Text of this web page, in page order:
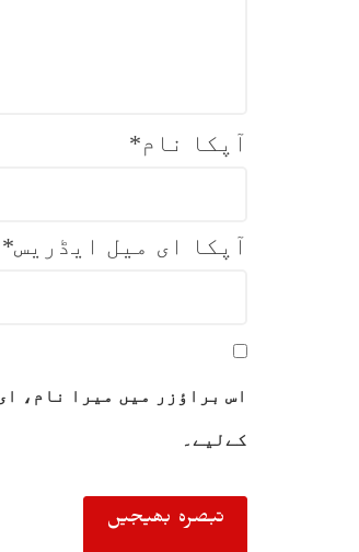
آپکا نام*
آپکا ای میل ایڈریس*
اس براؤزر میں میرا نام،
کےلیے۔